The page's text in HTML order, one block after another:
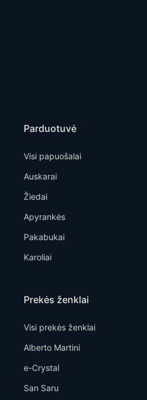
Parduotuvė
Visi papuošalai
Auskarai
Žiedai
Apyrankės
Pakabukai
Karoliai
Prekės ženklai
Visi prekės ženklai
Alberto Martini
e-Crystal
San Saru